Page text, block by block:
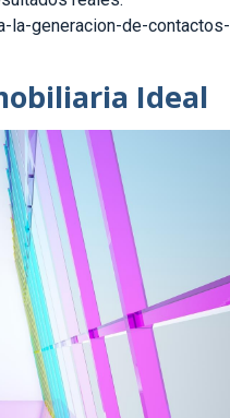
la-generacion-de-contactos-
Ideal